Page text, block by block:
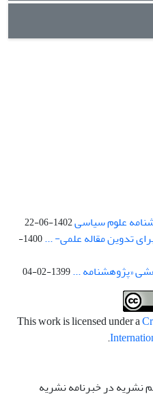
علوم سیاسی1402-06-22
تدوین مقاله علمی- ...
1400-
«پژوهشنامه ...1399-02-04
This work is licensed under a
.
نشریه در خبرنامه نشریه